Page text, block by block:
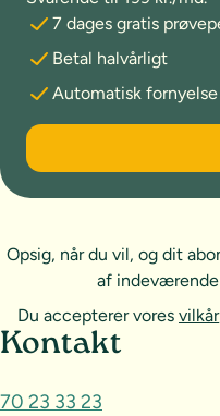
7 dages gratis
Betal halvårligt
Automatisk fornyelse
6 måneder
Opsig, når du vil, og dit
af
Du accepterer vores vilkår
Sideoversigt
Kontakt
70 23 33 23